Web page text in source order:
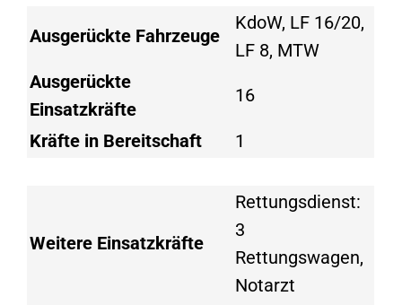
Ausgerückte Fahrzeuge
KdoW, LF 16/20,
LF 8, MTW
Ausgerückte
Einsatzkräfte
16
Kräfte in Bereitschaft 1
Weitere Einsatzkräfte
Rettungsdienst:
3
Rettungswagen,
Notarzt